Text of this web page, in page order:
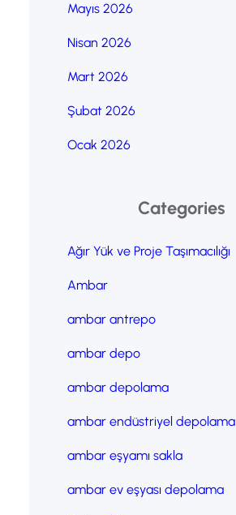
Mayıs 2026
Nisan 2026
Mart 2026
Şubat 2026
Ocak 2026
Categories
Ağır Yük ve Proje Taşımacılığı
Ambar
ambar antrepo
ambar depo
ambar depolama
ambar endüstriyel depolama
ambar eşyamı sakla
ambar ev eşyası depolama